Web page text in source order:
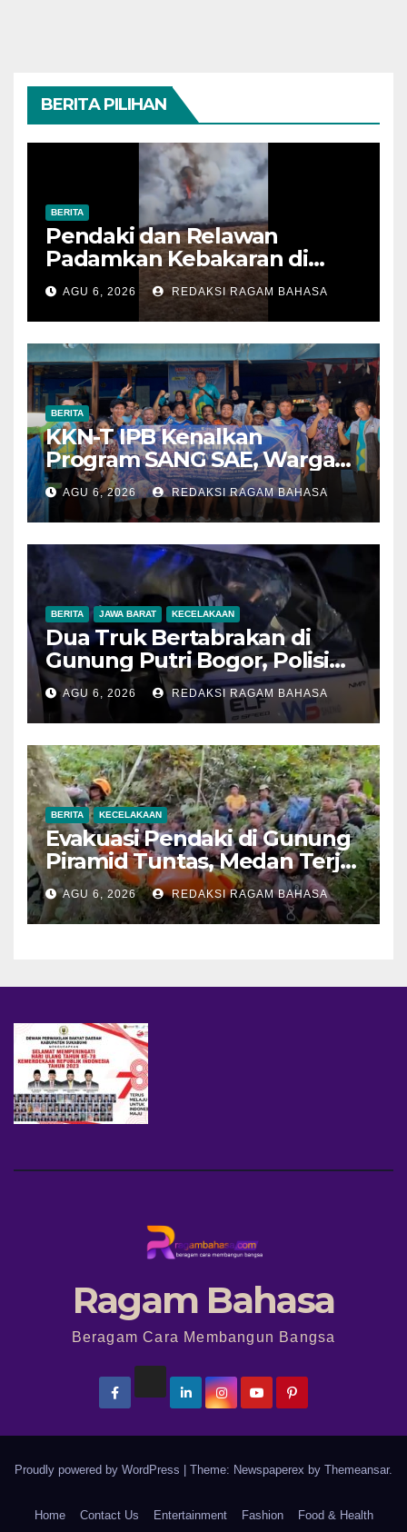
BERITA PILIHAN
BERITA
Pendaki dan Relawan
Padamkan Kebakaran di
Alun-alun Suryakencana
Sebelum Meluas
AGU 6, 2026 REDAKSI RAGAM BAHASA
BERITA
KKN-T IPB Kenalkan
Program SANG SAE, Warga
Desa Sangrawayang Diajak
Ubah Sampah Jadi Bernilai
Ekonomi
AGU 6, 2026 REDAKSI RAGAM BAHASA
BERITA JAWA BARAT KECELAKAAN
Dua Truk Bertabrakan di
Gunung Putri Bogor, Polisi
Imbau Pengemudi
Tingkatkan Kewaspadaan
AGU 6, 2026 REDAKSI RAGAM BAHASA
BERITA KECELAKAAN
Evakuasi Pendaki di Gunung
Piramid Tuntas, Medan Terjal
Jadi Tantangan Utama
AGU 6, 2026 REDAKSI RAGAM BAHASA
Ragam Bahasa
Beragam Cara Membangun Bangsa
Proudly powered by WordPress | Theme: Newspaperex by Themeansar.
Home Contact Us Entertainment Fashion Food & Health